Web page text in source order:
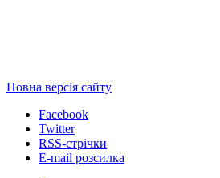
Повна версія сайту
Facebook
Twitter
RSS-стрічки
E-mail розсилка